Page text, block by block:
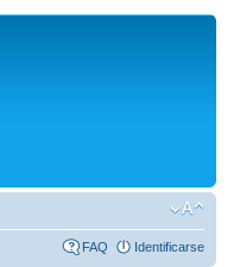
FAQ Identificarse